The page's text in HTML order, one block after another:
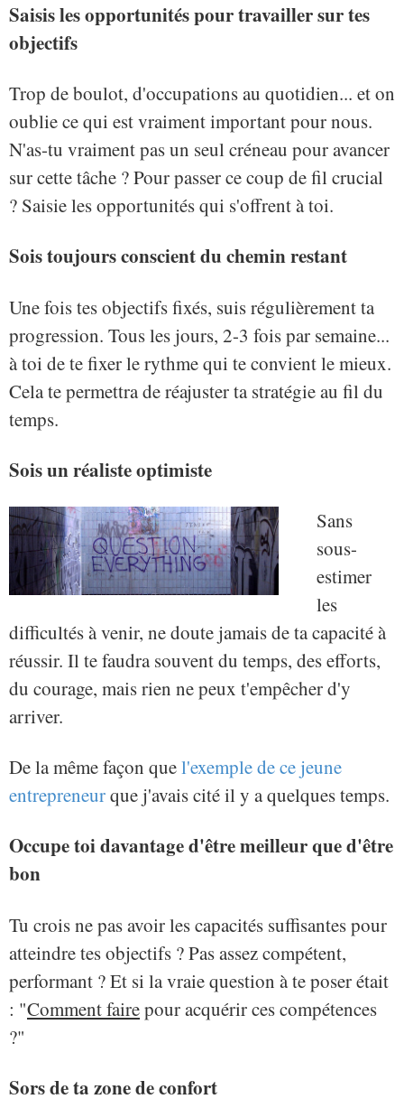
Saisis les opportunités pour travailler sur tes
objectifs
Trop de boulot, d'occupations au quotidien... et on
oublie ce qui est vraiment important pour nous.
N'as-tu vraiment pas un seul créneau pour avancer
sur cette tâche ? Pour passer ce coup de fil crucial
? Saisie les opportunités qui s'offrent à toi.
Sois toujours conscient du chemin restant
Une fois tes objectifs fixés, suis régulièrement ta
progression. Tous les jours, 2-3 fois par semaine...
à toi de te fixer le rythme qui te convient le mieux.
Cela te permettra de réajuster ta stratégie au fil du
temps.
Sois un réaliste optimiste
Sans
sous-
estimer
les
difficultés à venir, ne doute jamais de ta capacité à
réussir. Il te faudra souvent du temps, des efforts,
du courage, mais rien ne peux t'empêcher d'y
arriver.
De la même façon quel'exemple de ce jeune
entrepreneurque j'avais cité il y a quelques temps.
Occupe toi davantage d'être meilleur que d'être
bon
Tu crois ne pas avoir les capacités suffisantes pour
atteindre tes objectifs ? Pas assez compétent,
performant ? Et si la vraie question à te poser était
: "Comment fairepour acquérir ces compétences
?"
Sors de ta zone de confort